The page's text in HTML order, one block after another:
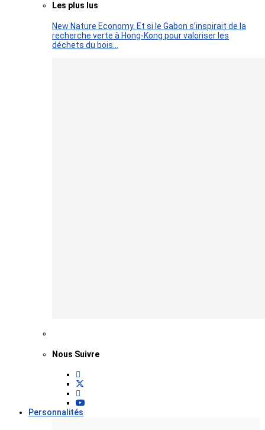
Les plus lus
New Nature Economy. Et si le Gabon s’inspirait de la
recherche verte à Hong-Kong pour valoriser les
déchets du bois…
Nous Suivre
Personnalités